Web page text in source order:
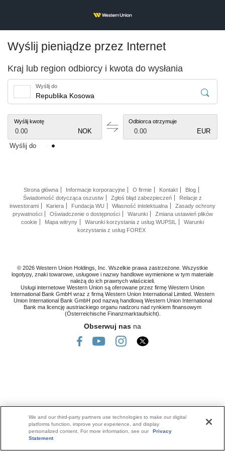
Wyślij pieniądze przez Internet
Kraj lub region odbiorcy i kwota do wysłania
Wyślij do
Wyślij kwotę
NOK
0.00
Odbiorca otrzymuje
EUR
0.00
Wyślij do
Strona główna Informacje korporacyjne O firmie Kontakt
Blog
Świadomość dotycząca oszustw
Zgłoś błąd zabezpieczeń
Relacje z
inwestorami
Kariera Fundacja WU Własność intelektualna
Zasady ochrony
prywatności
Oświadczenie o dostępności Warunki
Zmiana ustawień plików
cookie
Mapa witryny Warunki korzystania z usług WUPSIL
Warunki
korzystania z usług FOREX
© 2026 Western Union Holdings, Inc. Wszelkie prawa zastrzeżone. Wszystkie
logotypy, znaki towarowe, usługowe i nazwy handlowe wymienione w tym materiale
należą do ich prawnych właścicieli.
Usługi internetowe Western Union są oferowane przez firmę Western Union
International Bank GmbH wraz z firmą Western Union International Limited. Western
Union International Bank GmbH pod nazwą handlową Western Union International
Bank ma licencję austriackiego organu nadzoru nad rynkiem finansowym
(Österreichische Finanzmarktaufsicht).
Obserwuj nas na
We and our third-party partners use technologies to make our digital
platforms function, improve your experience, and display
personalized content. For more information, see our
Privacy
Statement